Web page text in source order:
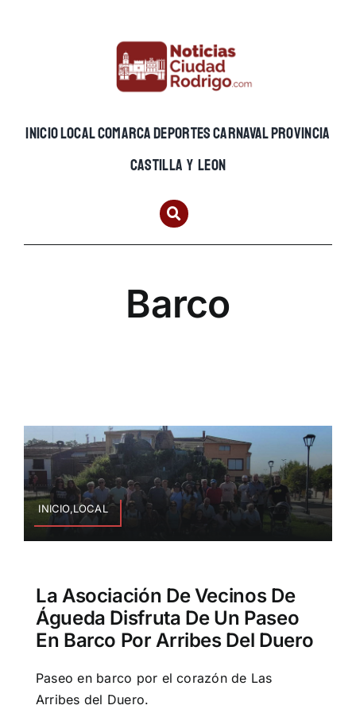
INICIOLOCALCOMARCADEPORTESCARNAVALPROVINCIA
CASTILLA Y LEON
Barco
INICIO,LOCAL
La Asociación De Vecinos De
Águeda Disfruta De Un Paseo
En Barco Por Arribes Del Duero
Paseo en barco por el corazón de Las
Arribes del Duero.